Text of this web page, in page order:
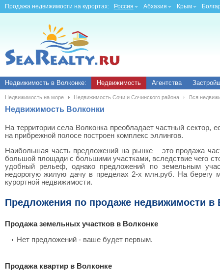
Продажа недвижимости на курортах: Россия Абхазия Крым
Недвижимость в Волконке: Недвижимость Агентства
Недвижимость на море Недвижимость Сочи и Сочинского района Вся
Недвижимость Волконки
На территории села Волконка преобладает частный сектор,
на прибрежной полосе построен комплекс эллингов.
Наибольшая часть предложений на рынке – это продажа
большой площади с большими участками, вследствие чего
удобный рельеф, однако предложений по земельным
недорогую жилую дачу в пределах 2-х млн.руб. На берегу
курортной недвижимости.
Предложения по продаже недвижимости в
Продажа земельных участков в Волконке
Нет предложений - ваше будет первым.
Продажа квартир в Волконке